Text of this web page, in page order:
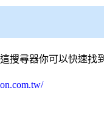
這搜尋器你可以快速找